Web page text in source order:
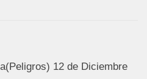
12 de Diciembre